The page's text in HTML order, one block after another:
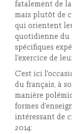
fatalement de
mais plutôt de
qui orientent
quotidienne du
spécifiques
l’exercice de
C’est ici
du français, à
manière
formes
intéressant de
2014: